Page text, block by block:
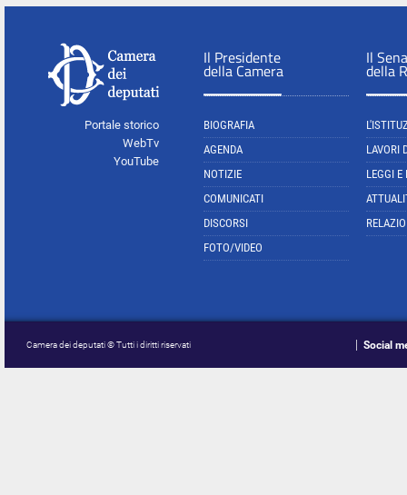
Portale storico
WebTv
YouTube
Il Presidente
della Camera
BIOGRAFIA
AGENDA
NOTIZIE
COMUNICATI
DISCORSI
FOTO/VIDEO
Il
della
LAVORI
LEGGI E
Camera dei deputati © Tutti i diritti riservati Social